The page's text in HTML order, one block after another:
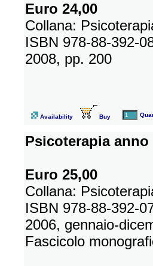
Euro 24,00
Collana:
ISBN 978-88-392-
2008, pp. 200
Availability Buy
Psicoterapia anno
Euro 25,00
Collana:
ISBN 978-88-392-
2006, gennaio-
Fascicolo